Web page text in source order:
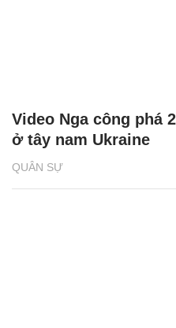
QUÂN SỰ
Video Nga công phá
ở tây nam Ukraine